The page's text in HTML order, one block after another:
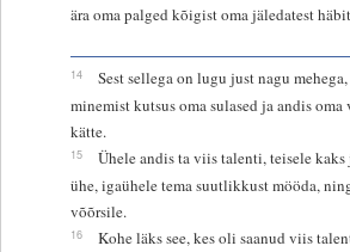
ära oma palged kõigist oma jäledatest
14
Sest sellega on lugu just nagu
minemist kutsus oma sulased ja andis oma
kätte.
15
Ühele andis ta viis talenti, teisele
ühe, igaühele tema suutlikkust mööda,
võõrsile.
16
Kohe läks see, kes oli saanud viis